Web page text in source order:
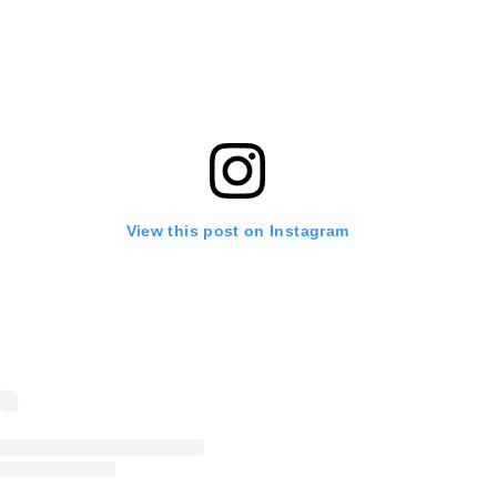
View this post on Instagram